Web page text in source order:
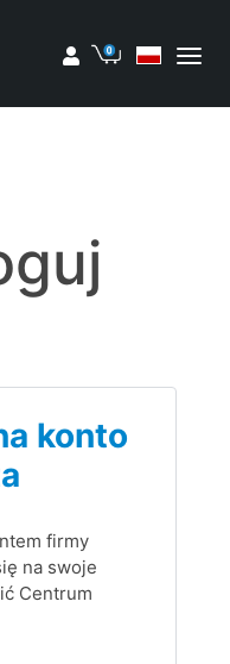
Moje konto
Koszyk